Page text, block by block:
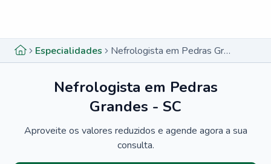
Especialidades Nefrologista em Pedras Grandes - SC
Nefrologista em Pedras
Grandes - SC
Aproveite os valores reduzidos e agende agora a sua
consulta.